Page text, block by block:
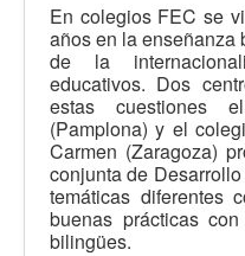
En colegios FEC se
años en la enseñanza
de la
educativos. Dos
estas cuestiones
(Pamplona) y el
Carmen (Zaragoza)
conjunta de
temáticas diferentes
buenas prácticas
bilingües.